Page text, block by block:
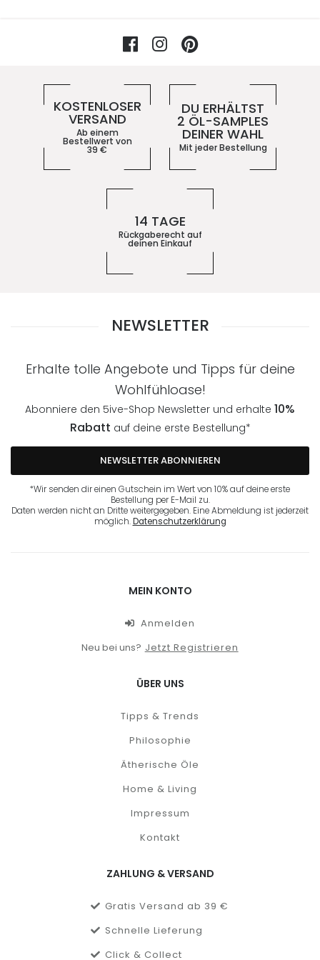
FacebookInstagram
KOSTENLOSER
VERSAND
Ab einem
Bestellwert von
39 €
DU ERHÄLTST
2 ÖL-SAMPLES
DEINER WAHL
Mit jeder Bestellung
14 TAGE
Rückgaberecht auf
deinen Einkauf
NEWSLETTER
Erhalte tolle Angebote und Tipps für deine
Wohlfühloase!
Abonniere den 5ive-Shop Newsletter und erhalte 10%
Rabatt auf deine erste Bestellung*
NEWSLETTER ABONNIEREN
*Wir senden dir einen Gutschein im Wert von 10% auf deine erste
Bestellung per E-Mail zu.
Daten werden nicht an Dritte weitergegeben. Eine Abmeldung ist jederzeit
möglich.Datenschutzerklärung
MEIN KONTO
Anmelden
Neu bei uns? Jetzt Registrieren
ÜBER UNS
Tipps & Trends
Philosophie
Ätherische Öle
Home & Living
Impressum
Kontakt
ZAHLUNG & VERSAND
Gratis Versand ab 39 €
Schnelle Lieferung
Click & Collect